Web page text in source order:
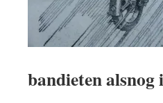
bandieten